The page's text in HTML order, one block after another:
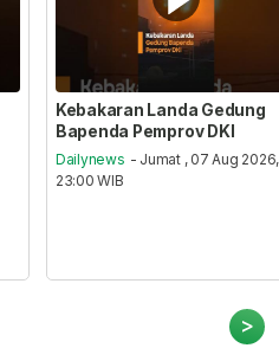
Kebakaran Landa Gedung
Bapenda Pemprov DKI
Dailynews - Jumat , 07 Aug 2026,
23:00 WIB
>